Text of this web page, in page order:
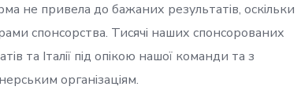
не привела до бажаних результатів, оскільки
спонсорства. Тисячі наших спонсорованих
та Італії під опікою нашої команди та з
організаціям.